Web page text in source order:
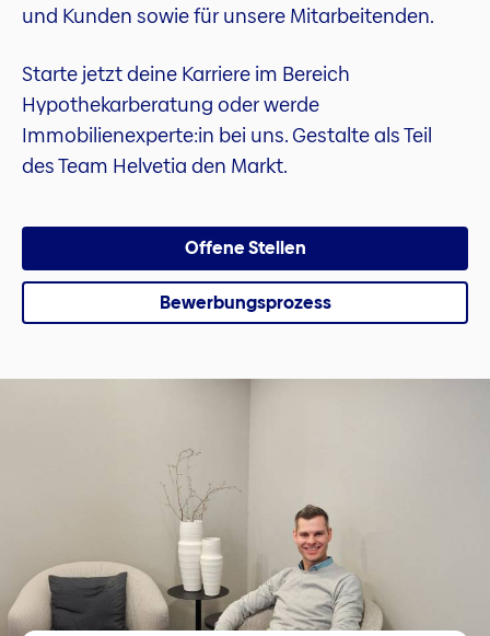
und Kunden sowie für unsere Mitarbeitenden.
Starte jetzt deine Karriere im Bereich
Hypothekarberatung oder werde
Immobilienexperte:in bei uns. Gestalte als Teil
des Team Helvetia den Markt.
Offene Stellen
Bewerbungsprozess